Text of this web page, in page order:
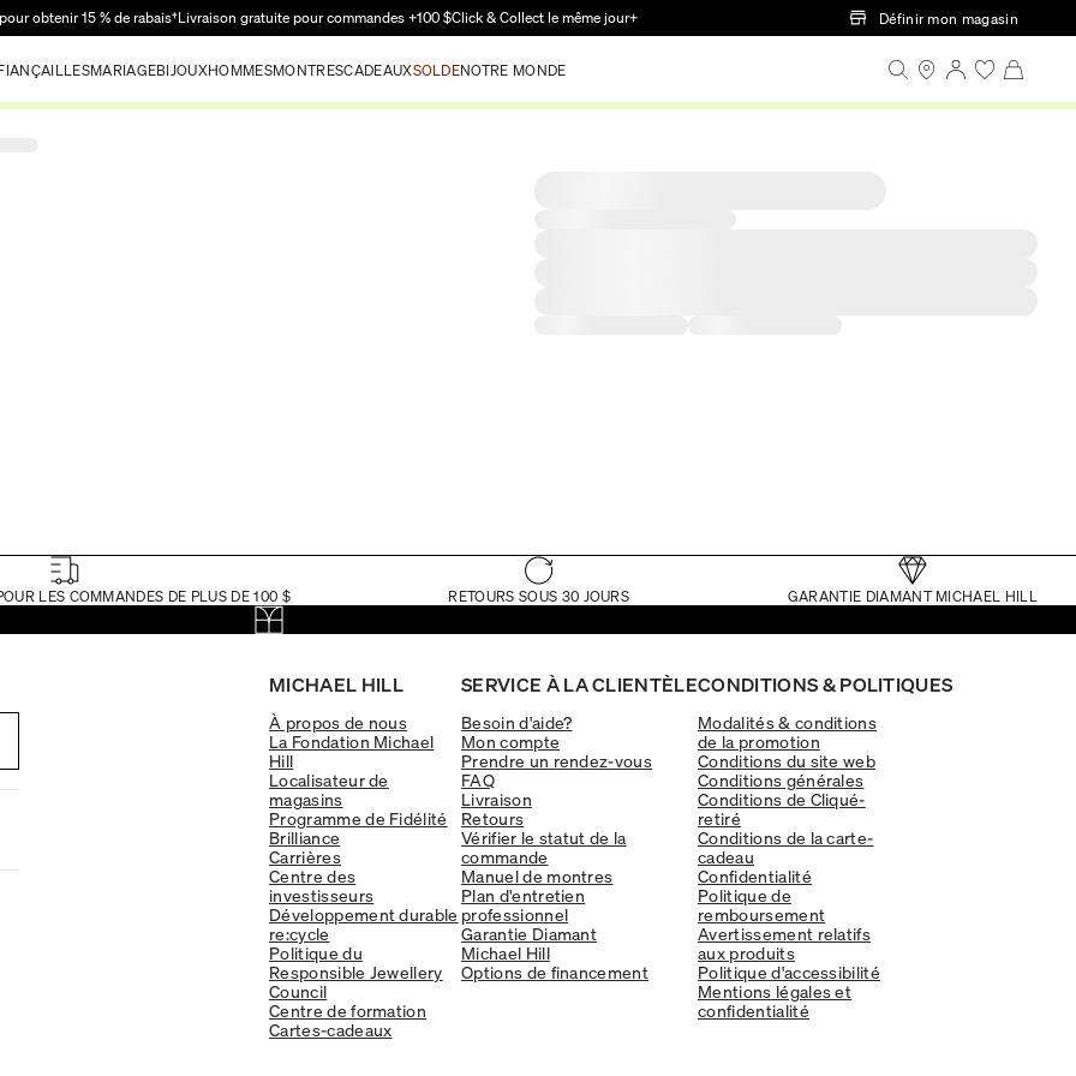
Passer au contenu principal
obtenir 15 % de rabais†Livraison gratuite pour commandes +100 $Click & Collect le même jour+ Définir mon magasin
MARIAGEBIJOUXHOMMESMONTRESCADEAUXSOLDENOTRE MONDE
LES COMMANDES DE PLUS DE 100 $ RETOURS SOUS 30 JOURS GARANTIE DIAMANT MICHAEL HILL
MICHAEL HILL
À propos de nous
La Fondation Michael
Hill
Localisateur de
magasins
Programme de Fidélité
Brilliance
Carrières
Centre des
investisseurs
Développement durable
re:cycle
Politique du
Responsible Jewellery
Council
Centre de formation
Cartes-cadeaux
SERVICE À LA CLIENTÈLE
Besoin d'aide?
Mon compte
Prendre un rendez-vous
FAQ
Livraison
Retours
Vérifier le statut de la
commande
Manuel de montres
Plan d'entretien
professionnel
Garantie Diamant
Michael Hill
Options de financement
CONDITIONS & POLITIQUES
Modalités & conditions
de la promotion
Conditions du site web
Conditions générales
Conditions de Cliqué-
retiré
Conditions de la carte-
cadeau
Confidentialité
Politique de
remboursement
Avertissement relatifs
aux produits
Politique d'accessibilité
Mentions légales et
confidentialité